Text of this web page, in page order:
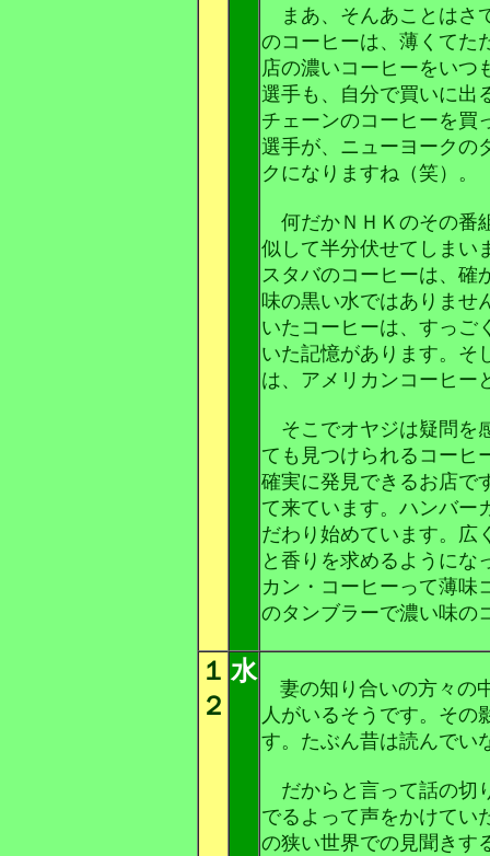
まあ、そんあことはさ
のコーヒーは、薄くてた
店の濃いコーヒーをいつ
選手も、自分で買いに出
チェーンのコーヒーを買
選手が、ニューヨークの
クになりますね（笑）。
何だかＮＨＫのその番
似して半分伏せてしまい
スタバのコーヒーは、確
味の黒い水ではありませ
いたコーヒーは、すっご
いた記憶があります。そ
は、アメリカンコーヒー
そこでオヤジは疑問を
ても見つけられるコーヒ
確実に発見できるお店で
て来ています。ハンバー
だわり始めています。広
と香りを求めるようにな
カン・コーヒーって薄味
のタンブラーで濃い味の
１
２
水
妻の知り合いの方々の
人がいるそうです。その
す。たぶん昔は読んでい
だからと言って話の切
でるよって声をかけてい
の狭い世界での見聞きす